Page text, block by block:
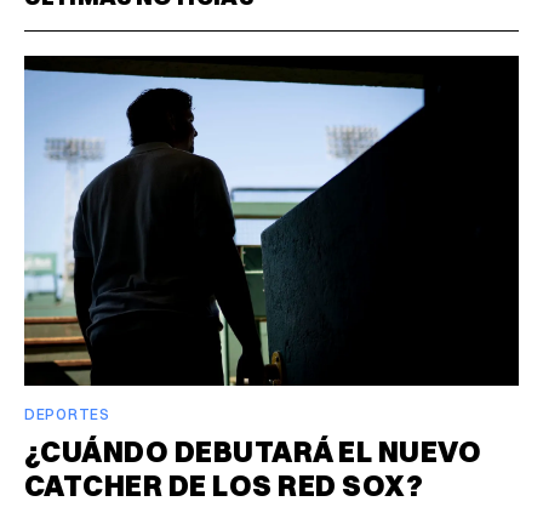
DEPORTES
¿CUÁNDO DEBUTARÁ EL NUEVO
CATCHER DE LOS RED SOX?